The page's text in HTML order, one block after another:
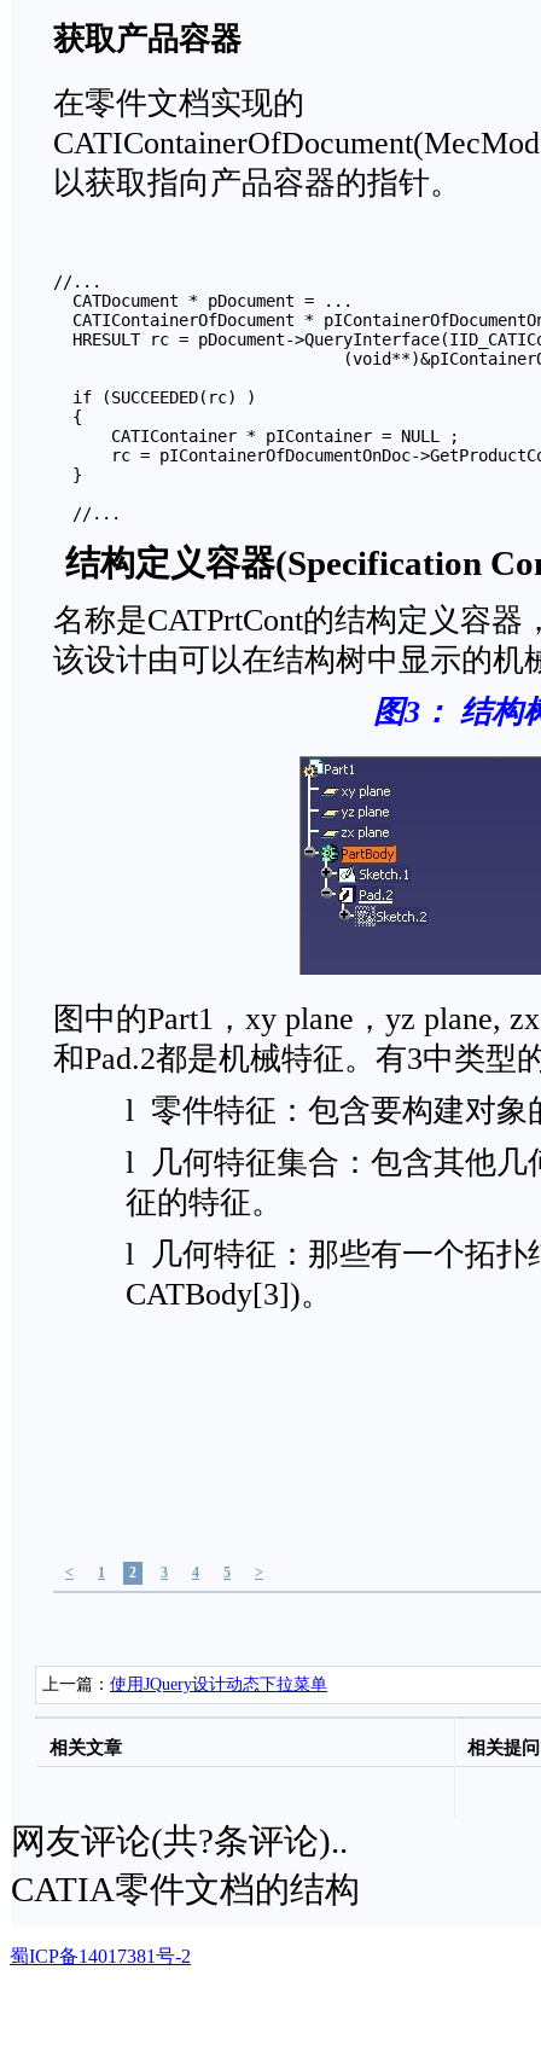
获取产品容器
在零件文档实现的
以获取指向产品容器的指针。
//...
  CATDocument * pDocument = ...
CATIContainerOfDocument *
HRESULT rc = pDocument-
  if (SUCCEEDED(rc) )
  {
      CATIContainer * pIContainer = NULL ;
rc = pIContainerOfDocumentOnDoc-
  }
  //...
结构定义容器(Specification
名称是CATPrtCont的结构定义容
该设计由可以在结构树中显示的机
图3： 结构
图中的Part1，xy plane，yz plane,
和Pad.2都是机械特征。有3中类型
l 零件特征：包含要构建对象
l 几何特征集合：包含其他几
征的特征。
l 几何特征：那些有一个拓扑
CATBody[3])。
< 1 2 3 4 5 >
上一篇： 使用JQuery设计动态下拉菜单
相关文章 相关提问
网友评论(共?条评论)..
CATIA零件文档的结构
蜀ICP备14017381号-2